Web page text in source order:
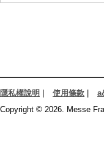
隱私權說明 使用條款
Copyright © 2026. Messe